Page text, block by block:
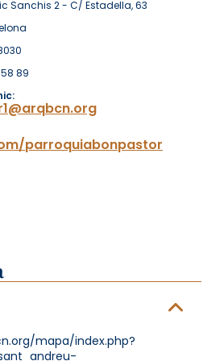
Sanchis 2 - C/ Estadella, 63
58 89
parroquiabonpastor
mapa/index.php?